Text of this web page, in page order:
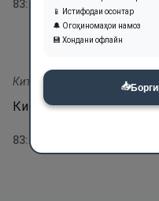
83:
Китабу-м марқум.
Китобест
83: 20
📱 Истифодаи осонтар
🔔 Огоҳиномаҳои намоз
💾 Хондани офлайн
📥